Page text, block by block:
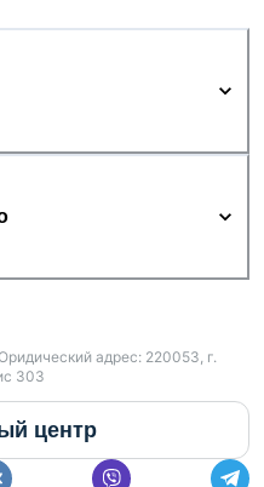
адрес: 220053, г.
303
центр